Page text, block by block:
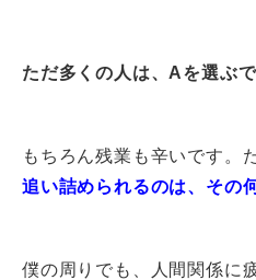
ただ多くの人は、Aを選ぶ
もちろん残業も辛いです。
追い詰められるのは、その
僕の周りでも、人間関係に